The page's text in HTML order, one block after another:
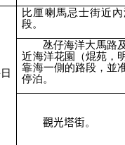
比厘喇馬忌士街近
段。
氹仔海洋大馬路
近海洋花園（焜苑，
靠海一側的路段，並
停泊。
觀光塔街。